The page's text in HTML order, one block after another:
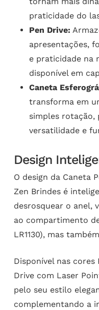
praticidade do
Pen Drive:
apresentações,
e praticidade na
disponível em
Caneta
transforma em
simples rotação,
versatilidade e
Design
O design da Caneta
Zen Brindes é
desrosquear o anel,
ao compartimento
LR1130), mas
Disponível nas cores
Drive com Laser
pelo seu estilo
complementando a